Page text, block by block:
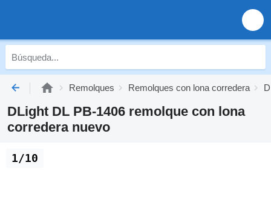
Remolques Remolques con lona corredera
DLight DL PB-1406 remolque con lona
corredera nuevo
1/10